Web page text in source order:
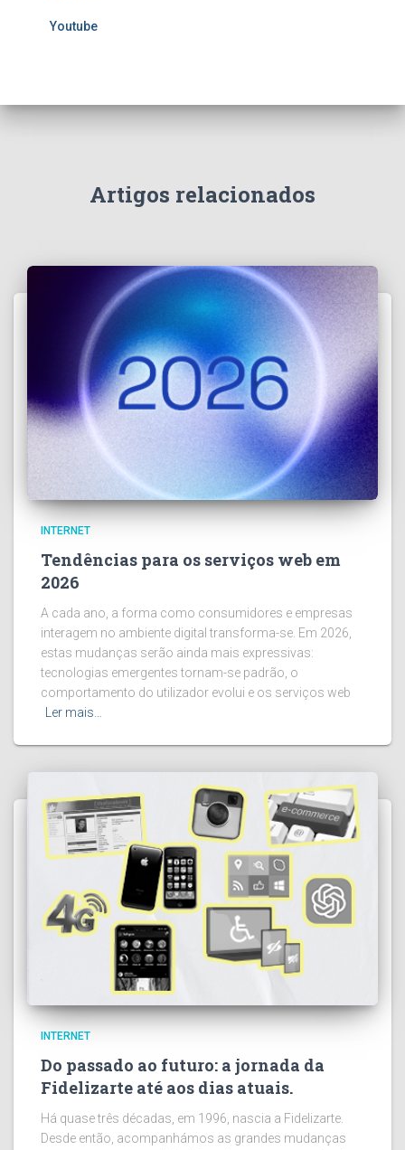
Youtube
Artigos relacionados
INTERNET
Tendências para os serviços web em
2026
A cada ano, a forma como consumidores e empresas
interagem no ambiente digital transforma-se. Em 2026,
estas mudanças serão ainda mais expressivas:
tecnologias emergentes tornam-se padrão, o
comportamento do utilizador evolui e os serviços web
Ler mais…
INTERNET
Do passado ao futuro: a jornada da
Fidelizarte até aos dias atuais.
Há quase três décadas, em 1996, nascia a Fidelizarte.
Desde então, acompanhámos as grandes mudanças